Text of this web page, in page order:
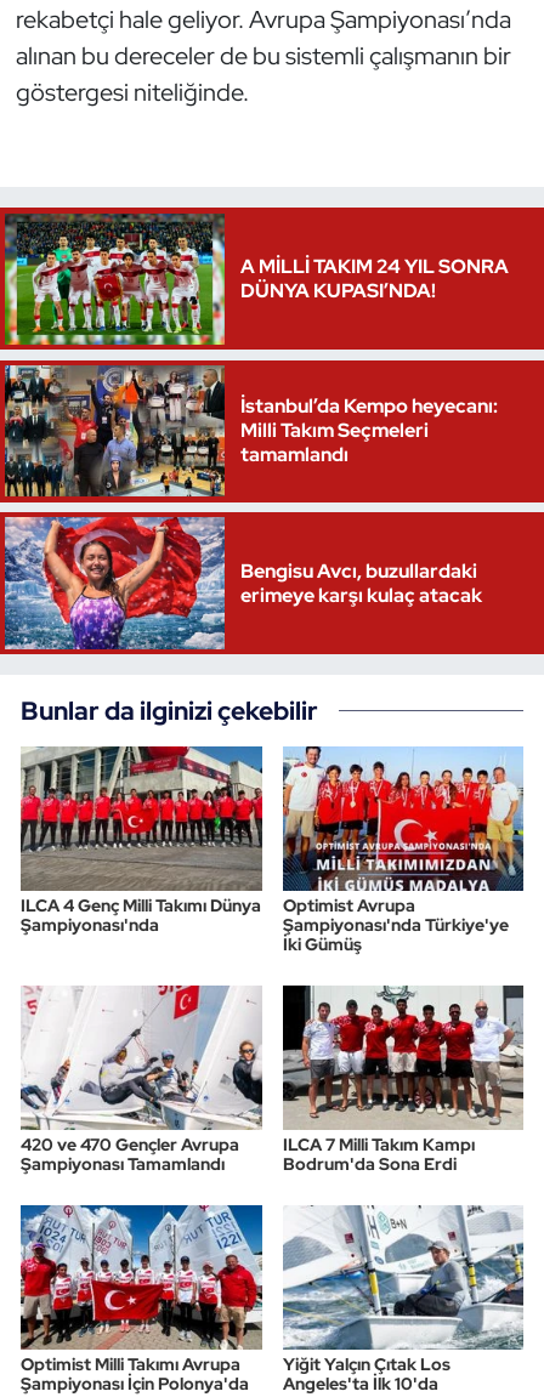
rekabetçi hale geliyor. Avrupa Şampiyonası’nda
alınan bu dereceler de bu sistemli çalışmanın bir
göstergesi niteliğinde.
A MİLLİ TAKIM 24 YIL SONRA
DÜNYA KUPASI’NDA!
İstanbul’da Kempo heyecanı:
Milli Takım Seçmeleri
tamamlandı
Bengisu Avcı, buzullardaki
erimeye karşı kulaç atacak
Bunlar da ilginizi çekebilir
ILCA 4 Genç Milli Takımı Dünya
Şampiyonası'nda
Optimist Avrupa
Şampiyonası'nda Türkiye'ye
İki Gümüş
420 ve 470 Gençler Avrupa
Şampiyonası Tamamlandı
ILCA 7 Milli Takım Kampı
Bodrum'da Sona Erdi
Optimist Milli Takımı Avrupa
Şampiyonası İçin Polonya'da
Yiğit Yalçın Çıtak Los
Angeles'ta İlk 10'da
Oryantiring
Özel Sporcular
Ragbi
Satranç
Su Topu
Sualtı Sporları
Tekvando
Tenis
Triatlon
Voleybol
Vücut Geliştirme Fitness
Wushu Kungfu
Yelken
Yüzme